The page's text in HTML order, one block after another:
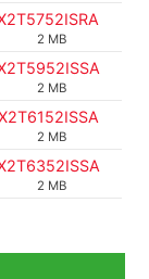
2 MB
2 MB
2 MB
2 MB